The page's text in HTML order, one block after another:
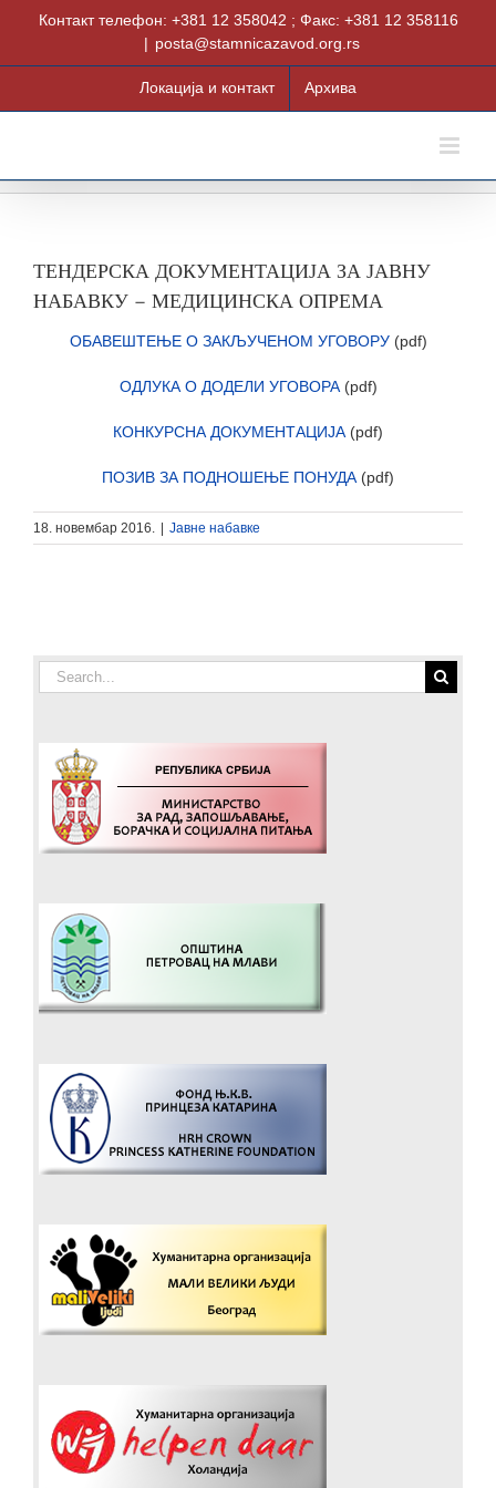
Контакт телефон: +381 12 358042 ; Факс: +381 12 358116
| posta@stamnicazavod.org.rs
Локација и контакт Архива
ТЕНДЕРСКА ДОКУМЕНТАЦИЈА ЗА ЈАВНУ
НАБАВКУ – МЕДИЦИНСКА ОПРЕМА
ОБАВЕШТЕЊЕ О ЗАКЉУЧЕНОМ УГОВОРУ(pdf)
ОДЛУКА О ДОДЕЛИ УГОВОРА(pdf)
КОНКУРСНА ДОКУМЕНТАЦИЈА (pdf)
ПОЗИВ ЗА ПОДНОШЕЊЕ ПОНУДА (pdf)
18. новембар 2016. | Јавне набавке
Search
for: